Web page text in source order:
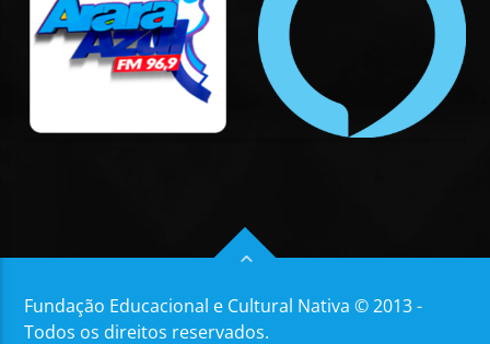
Fundação Educacional e Cultural Nativa © 2013 -
Todos os direitos reservados.